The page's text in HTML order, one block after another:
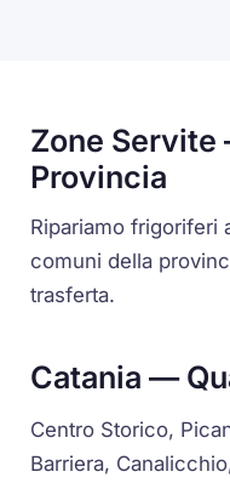
Zone Servite
Provincia
Ripariamo frigoriferi
comuni della
trasferta.
Catania —
Centro Storico,
Barriera,